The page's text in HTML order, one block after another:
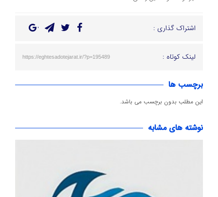
اشتراک گذاری :
لینک کوتاه : https://eghtesadotejarat.ir/?p=195489
برچسب ها
این مطلب بدون برچسب می باشد.
نوشته های مشابه